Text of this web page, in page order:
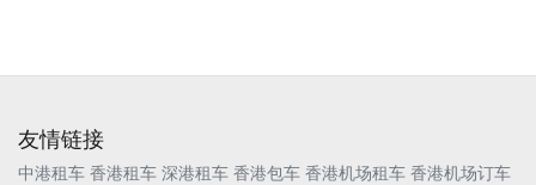
友情链接
中港租车 香港租车 深港租车 香港包车 香港机场租车 香港机场订车